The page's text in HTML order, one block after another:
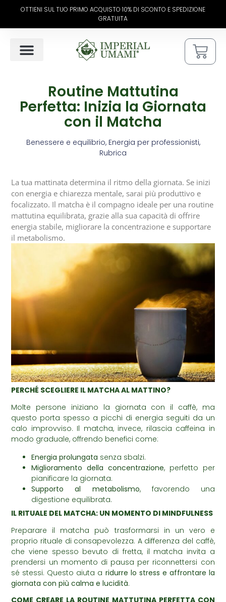
OTTIENI SUL TUO PRIMO ACQUISTO 10% DI SCONTO E SPEDIZIONE
GRATUITA
Routine Mattutina
Perfetta: Inizia la Giornata
con il Matcha
Benessere e equilibrio, Energia per professionisti,
Rubrica
La tua mattinata determina il ritmo della giornata. Se inizi
con energia e chiarezza mentale, sarai più produttivo e
focalizzato. Il matcha è il compagno ideale per una routine
mattutina equilibrata, grazie alla sua capacità di offrire
energia stabile, migliorare la concentrazione e supportare
il metabolismo.
PERCHÉ SCEGLIERE IL MATCHA AL MATTINO?
Molte persone iniziano la giornata con il caffè, ma
questo porta spesso a picchi di energia seguiti da un
calo improvviso. Il matcha, invece, rilascia caffeina in
modo graduale, offrendo benefici come:
Energia prolungata senza sbalzi.
Miglioramento della concentrazione, perfetto per
pianificare la giornata.
Supporto al metabolismo, favorendo una
digestione equilibrata.
IL RITUALE DEL MATCHA: UN MOMENTO DI MINDFULNESS
Preparare il matcha può trasformarsi in un vero e
proprio rituale di consapevolezza. A differenza del caffè,
che viene spesso bevuto di fretta, il matcha invita a
prendersi un momento di pausa per riconnettersi con
sé stessi. Questo aiuta a ridurre lo stress e affrontare la
giornata con più calma e lucidità.
COME CREARE LA ROUTINE MATTUTINA PERFETTA CON